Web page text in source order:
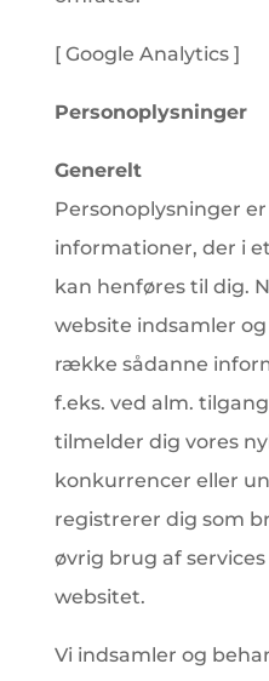
[ Google Analytics ]
Personoplysninger
Generelt
Personoplysninger er
informationer, der i
kan henføres til dig.
website indsamler
række sådanne
f.eks. ved alm.
tilmelder dig vores
konkurrencer eller
registrerer dig som
øvrig brug af
websitet.
Vi indsamler og